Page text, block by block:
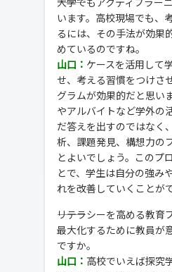
います。高校現場でも、
るには、その手法が効果
めているのですね。
山口： ケースを活用して
せ、考える習慣をつけさ
グラムが効果的だと思い
やアルバイトなど学外の
だ答えを出すのではなく
析、課題発見、構想力の
とよいでしょう。このプ
とで、学生は自分の強み
れを改善していくことが
―――リテラシーを高める教
最大化するために教員が
ですか。
山口： 高校でいえば探究